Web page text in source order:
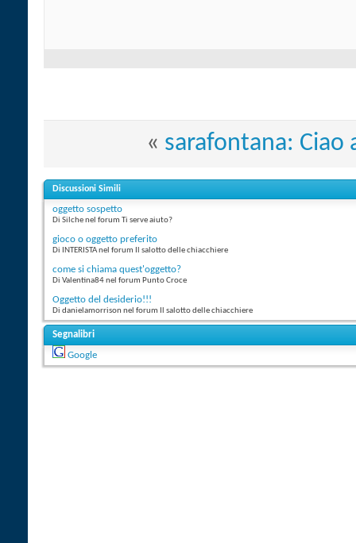
« sarafontana: Ciao
Discussioni Simili
oggetto sospetto
Di Silche nel forum Ti serve aiuto?
gioco o oggetto preferito
Di INTERISTA nel forum Il salotto delle chiacchiere
come si chiama quest'oggetto?
Di Valentina84 nel forum Punto Croce
Oggetto del desiderio!!!
Di danielamorrison nel forum Il salotto delle chiacchiere
Segnalibri
Google